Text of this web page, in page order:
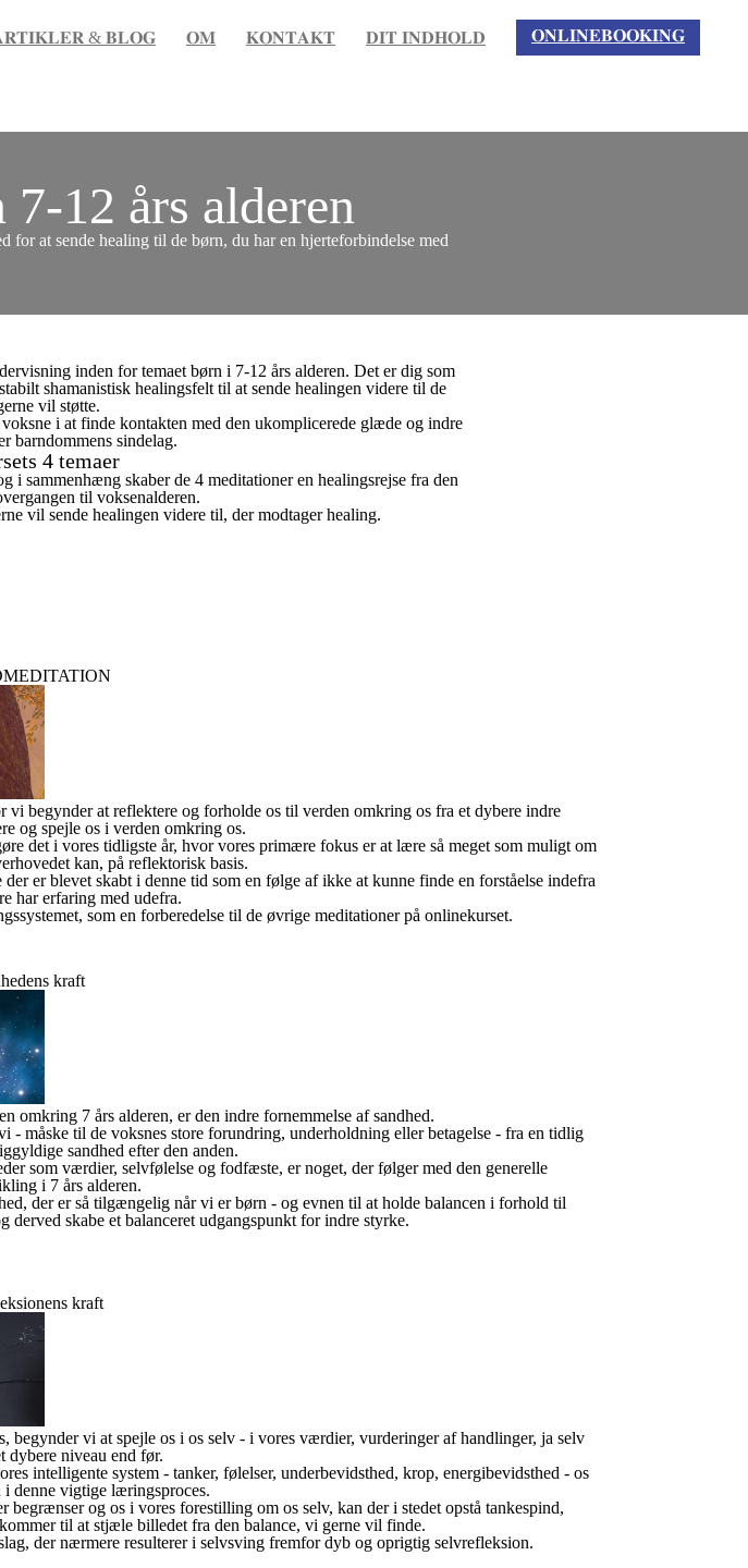
& 𝐁𝐋𝐎𝐆 𝐎𝐌 𝐊𝐎𝐍𝐓𝐀𝐊𝐓 𝐃𝐈𝐓 𝐈𝐍𝐃𝐇𝐎𝐋𝐃 𝐎𝐍𝐋𝐈𝐍𝐄𝐁𝐎𝐎𝐊𝐈𝐍𝐆
12 års alderen
at sende healing til de børn, du har en hjerteforbindelse med
inden for temaet børn i 7-12 års alderen. Det er dig som
shamanistisk healingsfelt til at sende healingen videre til de
vil støtte.
i at finde kontakten med den ukomplicerede glæde og indre
barndommens sindelag.
4 temaer
sammenhæng skaber de 4 meditationer en healingsrejse fra den
til voksenalderen.
vil sende healingen videre til, der modtager healing.
begynder at reflektere og forholde os til verden omkring os fra et dybere indre
og spejle os i verden omkring os.
det i vores tidligste år, hvor vores primære fokus er at lære så meget som muligt om
kan, på reflektorisk basis.
er blevet skabt i denne tid som en følge af ikke at kunne finde en forståelse indefra
har erfaring med udefra.
som en forberedelse til de øvrige meditationer på onlinekurset.
kraft
omkring 7 års alderen, er den indre fornemmelse af sandhed.
måske til de voksnes store forundring, underholdning eller betagelse - fra en tidlig
sandhed efter den anden.
som værdier, selvfølelse og fodfæste, er noget, der følger med den generelle
i 7 års alderen.
der er så tilgængelig når vi er børn - og evnen til at holde balancen i forhold til
derved skabe et balanceret udgangspunkt for indre styrke.
kraft
begynder vi at spejle os i os selv - i vores værdier, vurderinger af handlinger, ja selv
dybere niveau end før.
intelligente system - tanker, følelser, underbevidsthed, krop, energibevidsthed - os
i denne vigtige læringsproces.
og os i vores forestilling om os selv, kan der i stedet opstå tankespind,
til at stjæle billedet fra den balance, vi gerne vil finde.
der nærmere resulterer i selvsving fremfor dyb og oprigtig selvrefleksion.